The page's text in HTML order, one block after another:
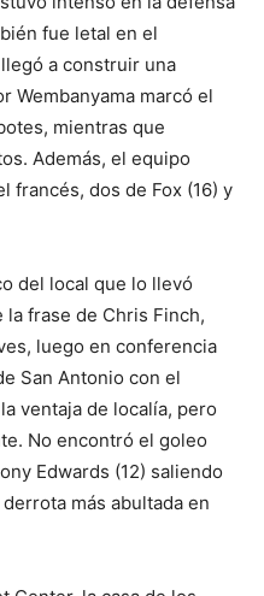
fue letal en el
a construir una
Wembanyama marcó el
mientras que
Además, el equipo
francés, dos de Fox (16) y
del local que lo llevó
la frase de Chris Finch,
luego en conferencia
San Antonio con el
ventaja de localía, pero
No encontró el goleo
Edwards (12) saliendo
más abultada en